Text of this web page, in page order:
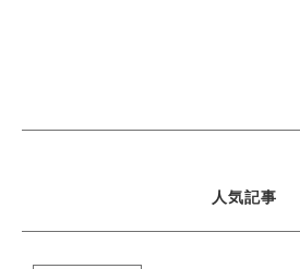
人気記事